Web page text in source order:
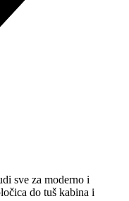
sve za moderno i
do tuš kabina i